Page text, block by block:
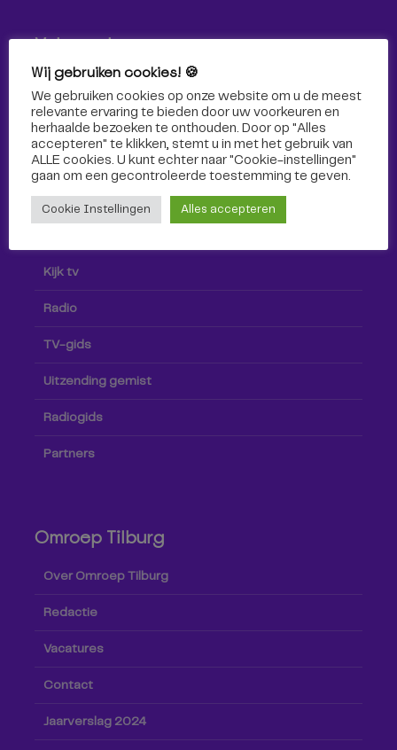
Volg ons!
Volg Omroep Tilburg niet alleen hier, maar ook via social
media!
Kijk tv
Radio
TV-gids
Uitzending gemist
Radiogids
Partners
Omroep Tilburg
Over Omroep Tilburg
Redactie
Vacatures
Contact
Jaarverslag 2024
Wij gebruiken cookies! 🍪
We gebruiken cookies op onze website om u de meest
relevante ervaring te bieden door uw voorkeuren en
herhaalde bezoeken te onthouden. Door op "Alles
accepteren" te klikken, stemt u in met het gebruik van
ALLE cookies. U kunt echter naar "Cookie-instellingen"
gaan om een ​​gecontroleerde toestemming te geven.
Cookie Instellingen Alles accepteren